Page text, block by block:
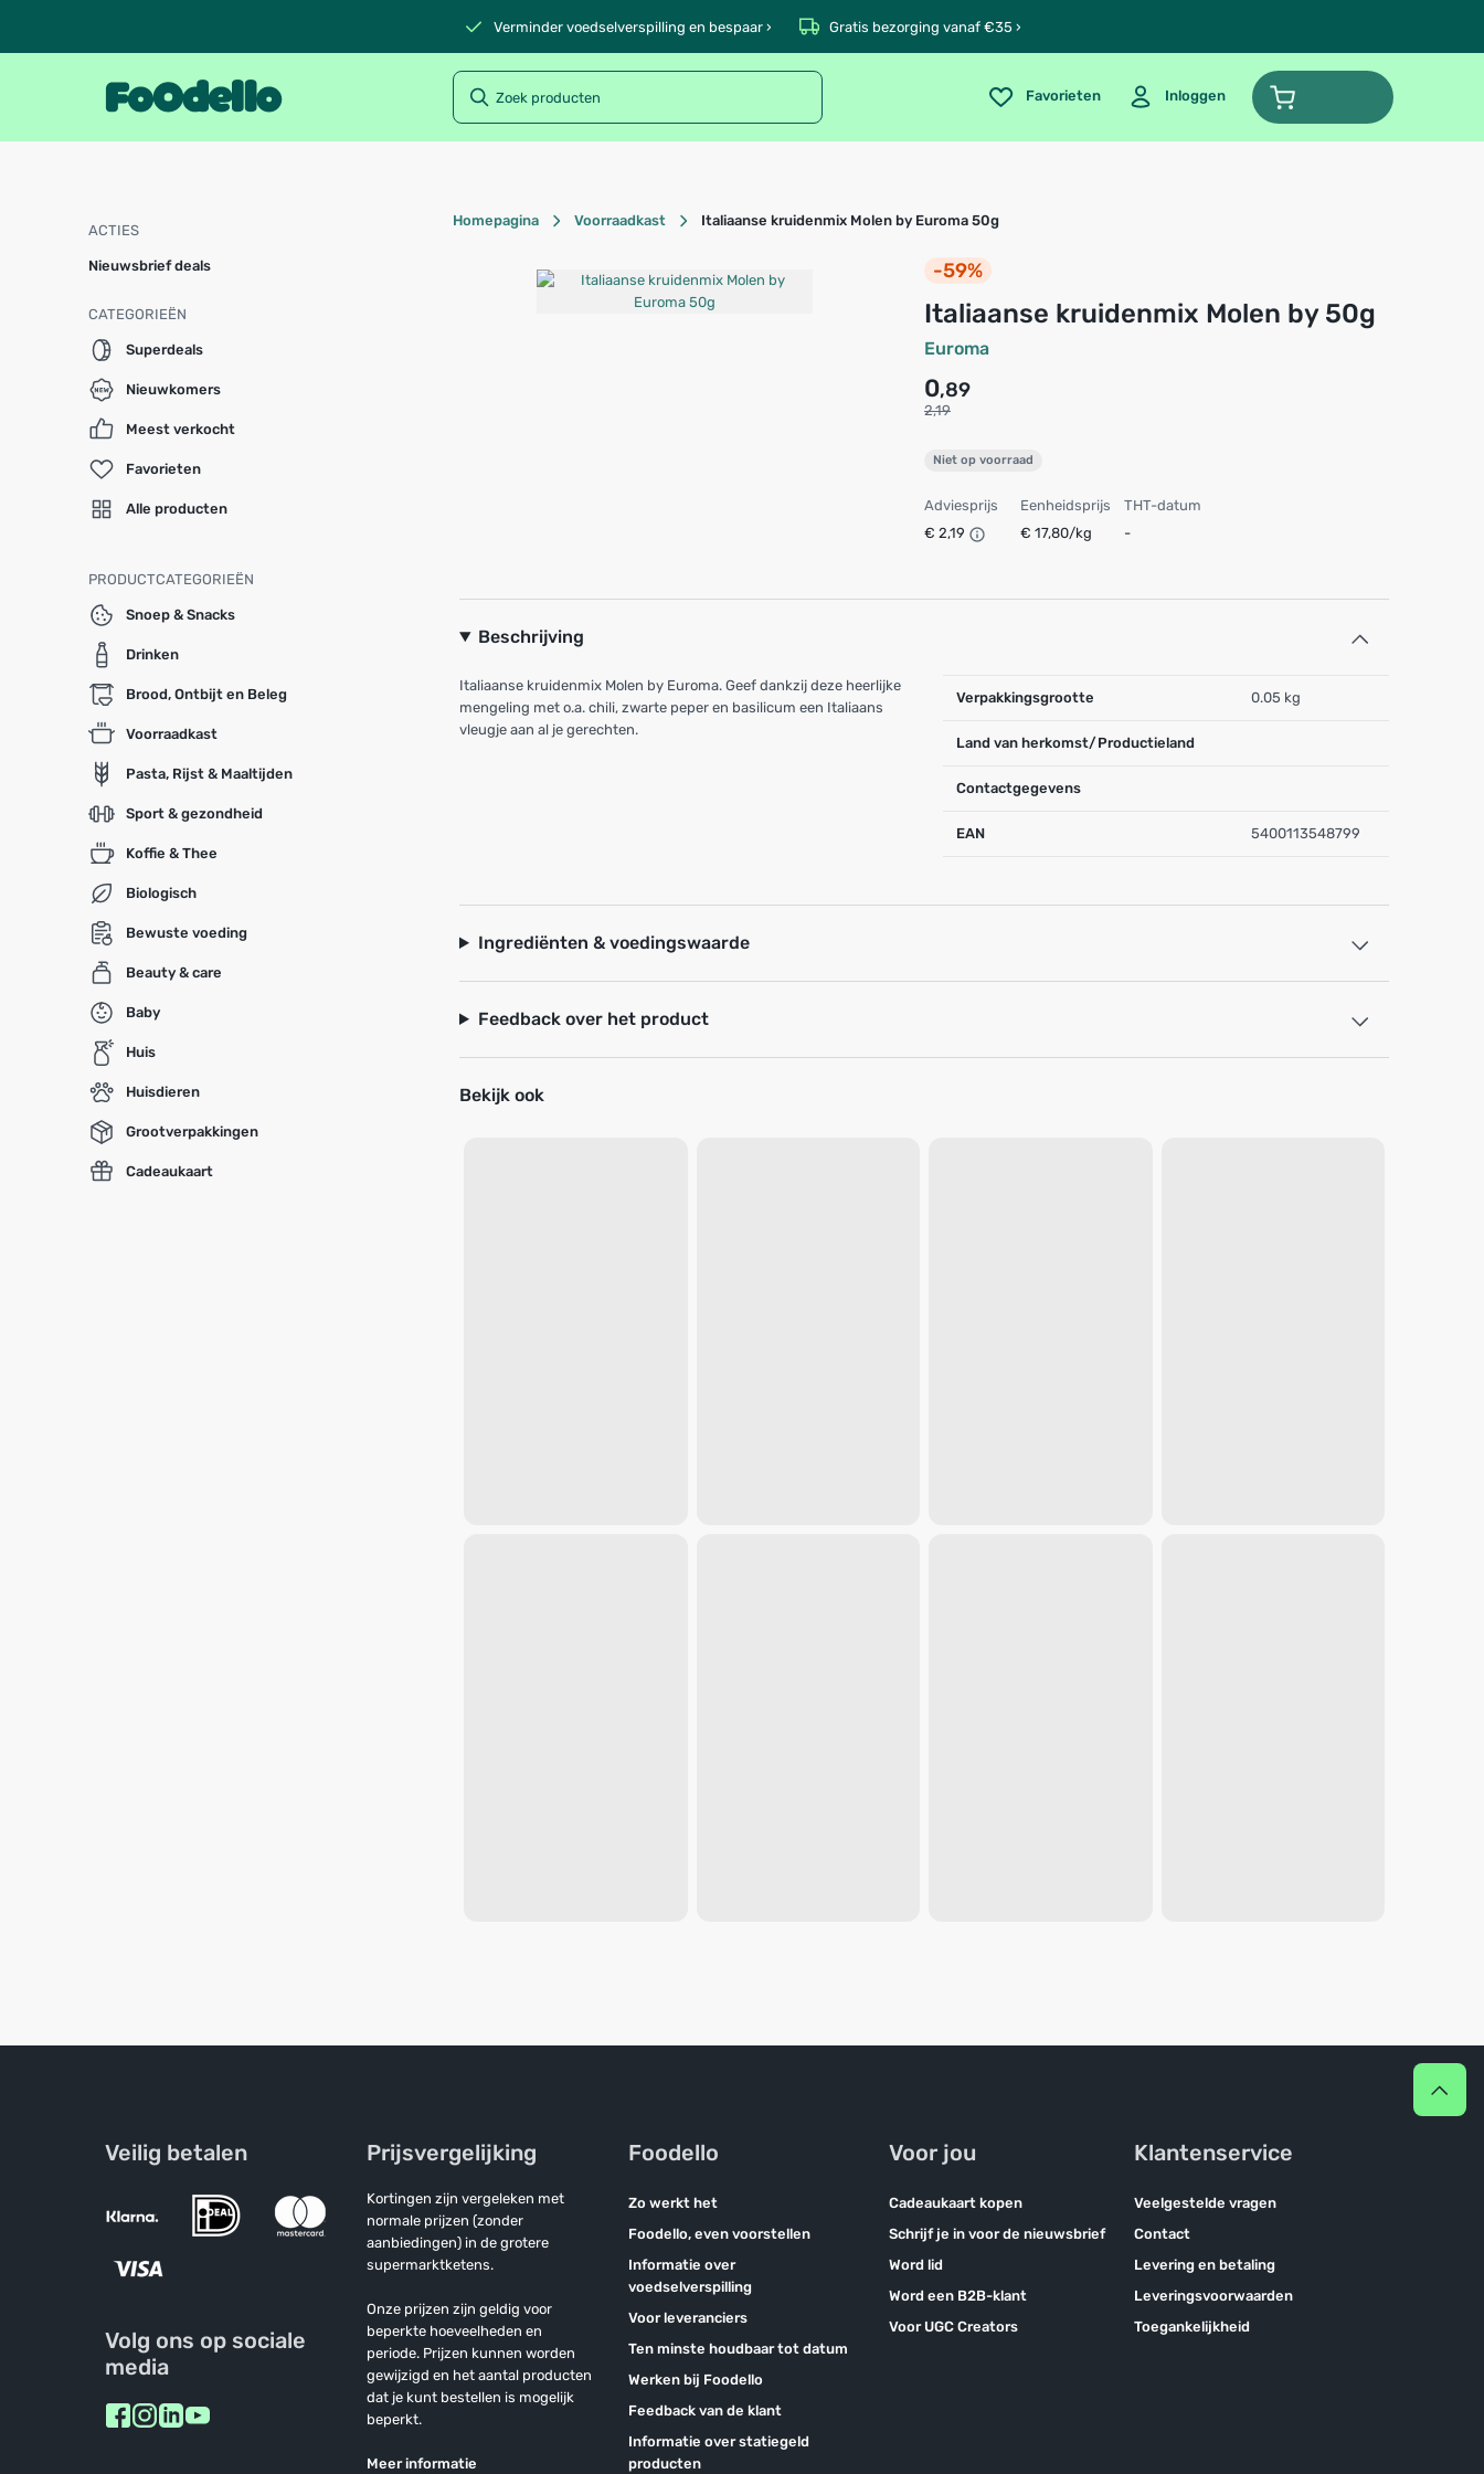
Verminder voedselverspilling en bespaar › Gratis bezorging vanaf €35 ›
Favorieten Inloggen
ACTIES
Nieuwsbrief deals
CATEGORIEËN
Superdeals
Nieuwkomers
Meest verkocht
Favorieten
Alle producten
PRODUCTCATEGORIEËN
Snoep & Snacks
Drinken
Brood, Ontbijt en Beleg
Voorraadkast
Pasta, Rijst & Maaltijden
Sport & gezondheid
Koffie & Thee
Biologisch
Bewuste voeding
Beauty & care
Baby
Huis
Huisdieren
Grootverpakkingen
Cadeaukaart
Homepagina Voorraadkast Italiaanse kruidenmix Molen by Euroma 50g
-59%
Italiaanse kruidenmix Molen by 50g
Euroma
0,89
2,19
Niet op voorraad
Adviesprijs
€ 2,19
Eenheidsprijs
€ 17,80/kg
THT-datum
-
Beschrijving
Italiaanse kruidenmix Molen by Euroma. Geef dankzij deze heerlijke
mengeling met o.a. chili, zwarte peper en basilicum een Italiaans
vleugje aan al je gerechten.
Verpakkingsgrootte 0.05 kg
Land van herkomst/Productieland
Contactgegevens
EAN 5400113548799
Ingrediënten & voedingswaarde
Feedback over het product
Bekijk ook
Veilig betalen
Volg ons op sociale
media
Prijsvergelijking
Kortingen zijn vergeleken met
normale prijzen (zonder
aanbiedingen) in de grotere
supermarktketens.
Onze prijzen zijn geldig voor
beperkte hoeveelheden en
periode. Prijzen kunnen worden
gewijzigd en het aantal producten
dat je kunt bestellen is mogelijk
beperkt.
Meer informatie
Foodello
Zo werkt het
Foodello, even voorstellen
Informatie over
voedselverspilling
Voor leveranciers
Ten minste houdbaar tot datum
Werken bij Foodello
Feedback van de klant
Informatie over statiegeld
producten
Voor jou
Cadeaukaart kopen
Schrijf je in voor de nieuwsbrief
Word lid
Word een B2B-klant
Voor UGC Creators
Klantenservice
Veelgestelde vragen
Contact
Levering en betaling
Leveringsvoorwaarden
Toegankelijkheid